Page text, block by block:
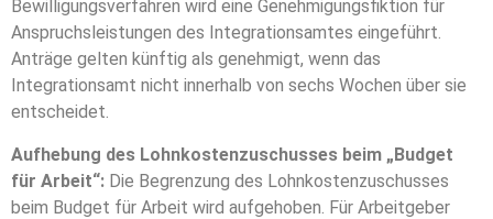
Bewilligungsverfahren wird eine Genehmigungsfiktion für
Anspruchsleistungen des Integrationsamtes eingeführt.
Anträge gelten künftig als genehmigt, wenn das
Integrationsamt nicht innerhalb von sechs Wochen über sie
entscheidet.
Aufhebung des Lohnkostenzuschusses beim „Budget
für Arbeit“: Die Begrenzung des Lohnkostenzuschusses
beim Budget für Arbeit wird aufgehoben. Für Arbeitgeber